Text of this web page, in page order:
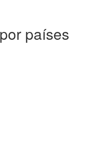
países